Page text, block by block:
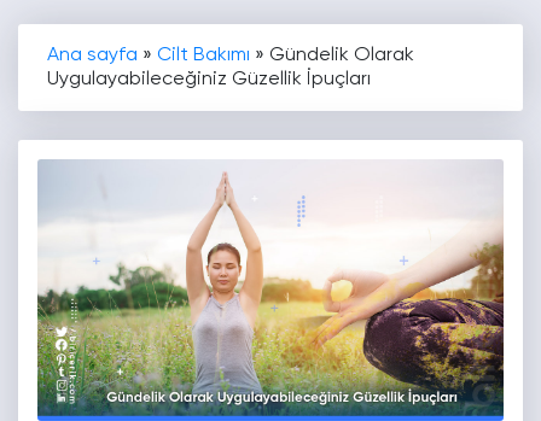
Ana sayfa » Cilt Bakımı » Gündelik Olarak
Uygulayabileceğiniz Güzellik İpuçları